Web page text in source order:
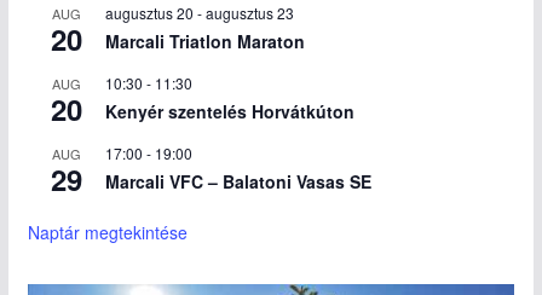
AUG
20
augusztus 20 -augusztus 23
Marcali Triatlon Maraton
AUG
20
10:30 - 11:30
Kenyér szentelés Horvátkúton
AUG
29
17:00 - 19:00
Marcali VFC – Balatoni Vasas SE
Naptár megtekintése